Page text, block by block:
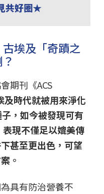
共好圈★
埃及「奇蹟之
期刊《ACS
及時代就被用來淨化
，如今被發現可有
現不僅足以媲美傳
甚至更出色，可望
。
具有防治營養不